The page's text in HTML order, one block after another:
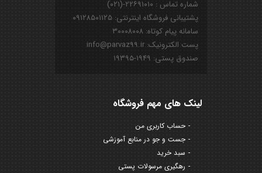
شماره تماس : ۲۲۶۹۱۰۱۰-(۰۲۱)
پشتیبانی فروشگاه اینترنتی: ۰۹۱۲۸۵۰۱۱۲۵
سامانه پیام کوتاه: ۳۰۰۰۸۰۰۸
پست الکترونیک: info@parvaz99.ir
صندوق پستی: ۱۹۴۹-۱۹۳۹۵
لینک های مهم فروشگاه
حساب کاربری من
جست و جو در منابع آموزشی
سبد خرید
رهگیری مرسولات پستی